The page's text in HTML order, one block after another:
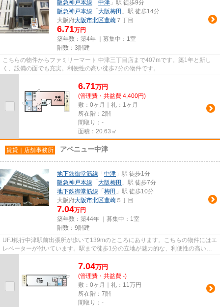
阪急神戸本線 「 中津 」駅 徒歩9分
阪急神戸本線 「 大阪梅田 」駅 徒歩14分
大阪府大阪市北区豊崎 ７丁目
6.71万円
築年数：築4年 ｜募集中： 1室
階数：3階建
こちらの物件からファミリーマート 中津三丁目店まで407mです。築1年と新し
く、設備の面でも充実。利便性の高い徒歩7分の物件です。
6.71万円
(管理費・共益費 4,400円)
敷：0ヶ月｜礼：1ヶ月
所在階：2階
間取り：-
面積：20.63㎡
賃貸｜店舗事務所 アベニュー中津
地下鉄御堂筋線 「 中津 」駅 徒歩1分
阪急神戸本線 「 大阪梅田 」駅 徒歩7分
地下鉄御堂筋線 「 梅田 」駅 徒歩10分
大阪府大阪市北区豊崎 ５丁目
7.04万円
築年数：築44年 ｜募集中： 1室
階数：9階建
UFJ銀行中津駅前出張所が歩いて139mのところにあります。こちらの物件にはエ
レベーターが付いています。駅まで徒歩1分の立地が魅力的な、利便性の高い物
7.04万円
(管理費・共益費 -)
敷：0ヶ月｜礼：11万円
所在階：7階
間取り：-